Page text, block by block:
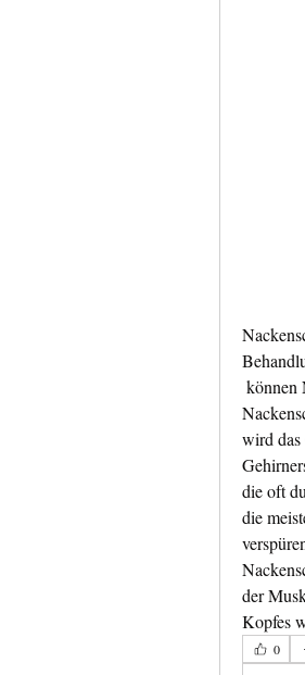
wird das
die oft
die
der
Kopfes
0